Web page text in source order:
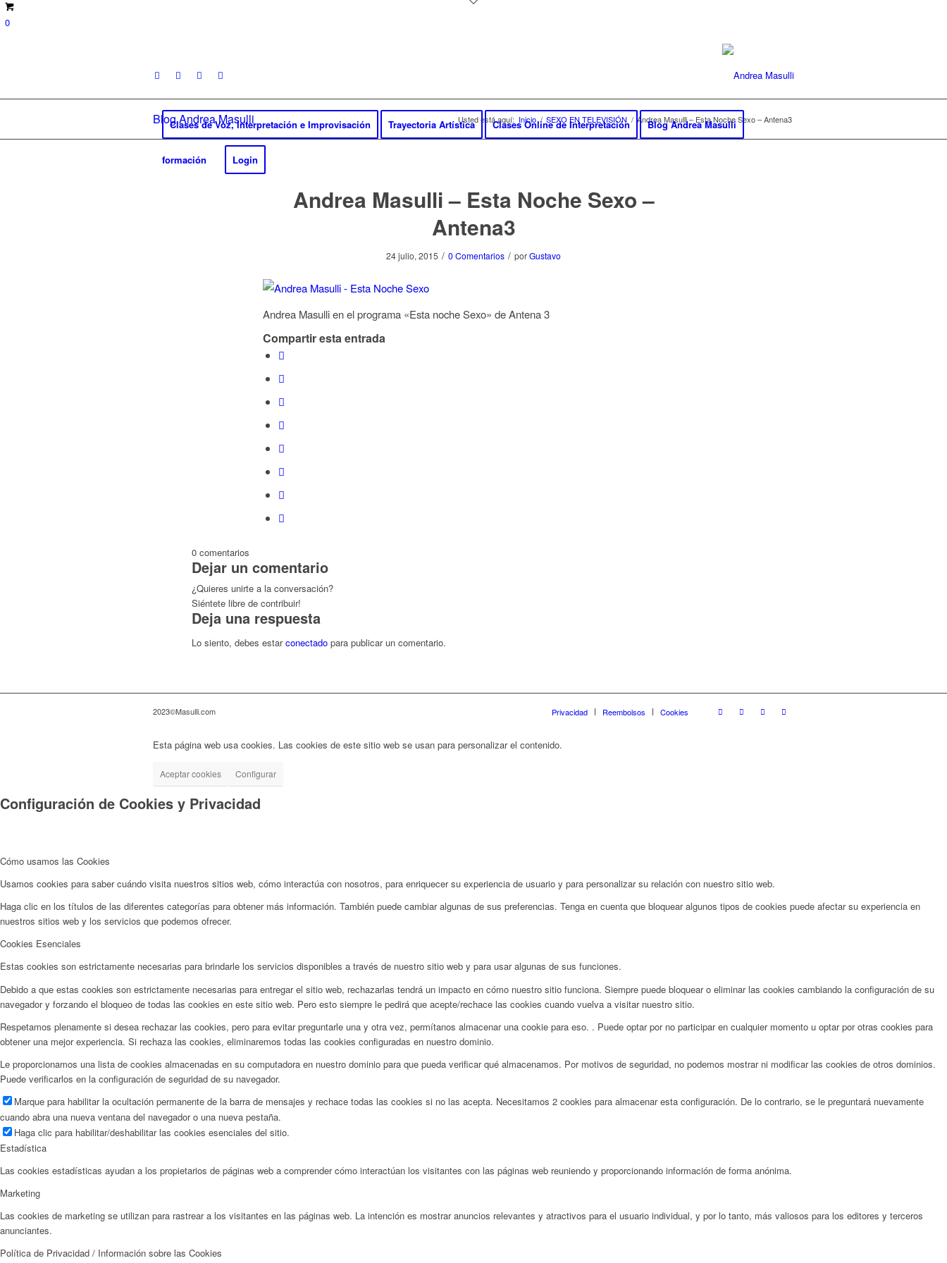
0
Clases de Voz, Interpretación e Improvisación Trayectoria Artística Clases Online de Interpretación Blog Andrea Masulli
formación Login
Blog Andrea Masulli Usted está aquí: Inicio / SEXO EN TELEVISIÓN / Andrea Masulli – Esta Noche Sexo – Antena3
Andrea Masulli – Esta Noche Sexo –
Antena3
24 julio, 2015 / 0 Comentarios / porGustavo
Andrea Masulli en el programa «Esta noche Sexo» de Antena 3
Compartir esta entrada
0 comentarios
Dejar un comentario
¿Quieres unirte a la conversación?
Siéntete libre de contribuir!
Deja una respuesta
Lo siento, debes estarconectado para publicar un comentario.
2023©Masulli.com Privacidad Reembolsos Cookies
Esta página web usa cookies. Las cookies de este sitio web se usan para personalizar el contenido.
Aceptar cookies Configurar
Configuración de Cookies y Privacidad
Cómo usamos las Cookies
Usamos cookies para saber cuándo visita nuestros sitios web, cómo interactúa con nosotros, para enriquecer su experiencia de usuario y para personalizar su relación con nuestro sitio web.
Haga clic en los títulos de las diferentes categorías para obtener más información. También puede cambiar algunas de sus preferencias. Tenga en cuenta que bloquear algunos tipos de cookies puede afectar su experiencia en
nuestros sitios web y los servicios que podemos ofrecer.
Cookies Esenciales
Estas cookies son estrictamente necesarias para brindarle los servicios disponibles a través de nuestro sitio web y para usar algunas de sus funciones.
Debido a que estas cookies son estrictamente necesarias para entregar el sitio web, rechazarlas tendrá un impacto en cómo nuestro sitio funciona. Siempre puede bloquear o eliminar las cookies cambiando la configuración de su
navegador y forzando el bloqueo de todas las cookies en este sitio web. Pero esto siempre le pedirá que acepte/rechace las cookies cuando vuelva a visitar nuestro sitio.
Respetamos plenamente si desea rechazar las cookies, pero para evitar preguntarle una y otra vez, permítanos almacenar una cookie para eso. . Puede optar por no participar en cualquier momento u optar por otras cookies para
obtener una mejor experiencia. Si rechaza las cookies, eliminaremos todas las cookies configuradas en nuestro dominio.
Le proporcionamos una lista de cookies almacenadas en su computadora en nuestro dominio para que pueda verificar qué almacenamos. Por motivos de seguridad, no podemos mostrar ni modificar las cookies de otros dominios.
Puede verificarlos en la configuración de seguridad de su navegador.
Marque para habilitar la ocultación permanente de la barra de mensajes y rechace todas las cookies si no las acepta. Necesitamos 2 cookies para almacenar esta configuración. De lo contrario, se le preguntará nuevamente
cuando abra una nueva ventana del navegador o una nueva pestaña.
Haga clic para habilitar/deshabilitar las cookies esenciales del sitio.
Estadística
Las cookies estadísticas ayudan a los propietarios de páginas web a comprender cómo interactúan los visitantes con las páginas web reuniendo y proporcionando información de forma anónima.
Marketing
Las cookies de marketing se utilizan para rastrear a los visitantes en las páginas web. La intención es mostrar anuncios relevantes y atractivos para el usuario individual, y por lo tanto, más valiosos para los editores y terceros
anunciantes.
Política de Privacidad / Información sobre las Cookies